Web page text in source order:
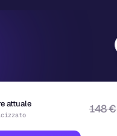
attuale 148€